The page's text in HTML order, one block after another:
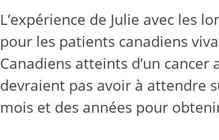
L’expérience de Julie avec les
pour les patients canadiens
Canadiens atteints d’un
devraient pas avoir à attendre
mois et des années pour